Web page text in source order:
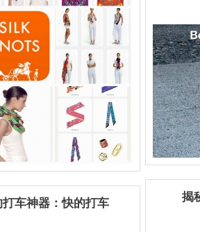
揭
车神器：快的打车